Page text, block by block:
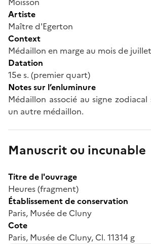
Artiste
Maître d'Egerton
Context
Médaillon en marge au mois de juillet
Datation
15e s. (premier quart)
Notes sur l’enluminure
Médaillon associé au signe
un autre médaillon.
Manuscrit ou incunable
Titre de l'ouvrage
Heures (fragment)
Établissement de conservation
Paris, Musée de Cluny
Cote
Paris, Musée de Cluny, Cl. 11314 g